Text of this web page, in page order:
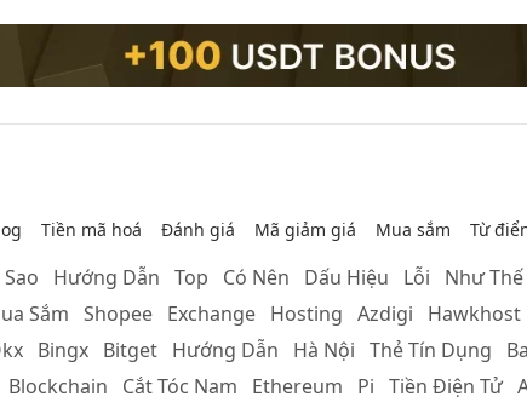
Tiền mã hoá Đánh giá Mã giảm giá Mua sắm Từ
Sao Hướng Dẫn Top Có Nên Dấu Hiệu Lỗi Như
Sắm Shopee Exchange Hosting Azdigi Hawkhost
Bingx Bitget Hướng Dẫn Hà Nội Thẻ Tín Dụng
Blockchain Cắt Tóc Nam Ethereum Pi Tiền Điện Tử